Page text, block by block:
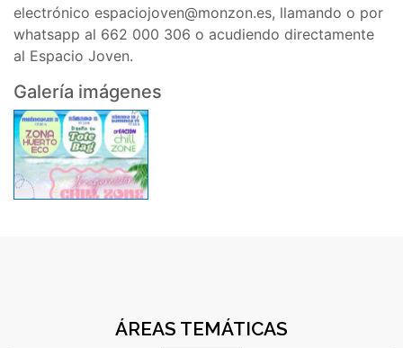
electrónico espaciojoven@monzon.es, llamando o por
whatsapp al 662 000 306 o acudiendo directamente
al Espacio Joven.
Galería imágenes
ÁREAS TEMÁTICAS